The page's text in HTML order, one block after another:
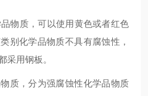
物质，可以使用黄色或者红色
别化学品物质不具有腐蚀性，
采用钢板。
质，分为强腐蚀性化学品物质